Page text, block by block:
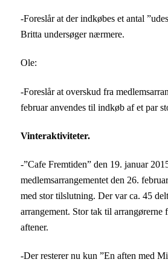
-Foreslår at der indkøbes et antal
Britta undersøger nærmere.
Ole:
-Foreslår at overskud fra
februar anvendes til indkøb af et par
Vinteraktiviteter.
-”Cafe Fremtiden” den 19. januar
medlemsarrangementet den 26.
med stor tilslutning. Der var ca. 45
arrangement. Stor tak til arrangørerne
aftener.
-Der resterer nu kun ”En aften med